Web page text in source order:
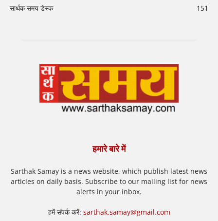
सार्थक समय डेस्क
151
हमारे बारे में
Sarthak Samay is a news website, which publish latest news
articles on daily basis. Subscribe to our mailing list for news
alerts in your inbox.
हमें संपर्क करें: sarthak.samay@gmail.com